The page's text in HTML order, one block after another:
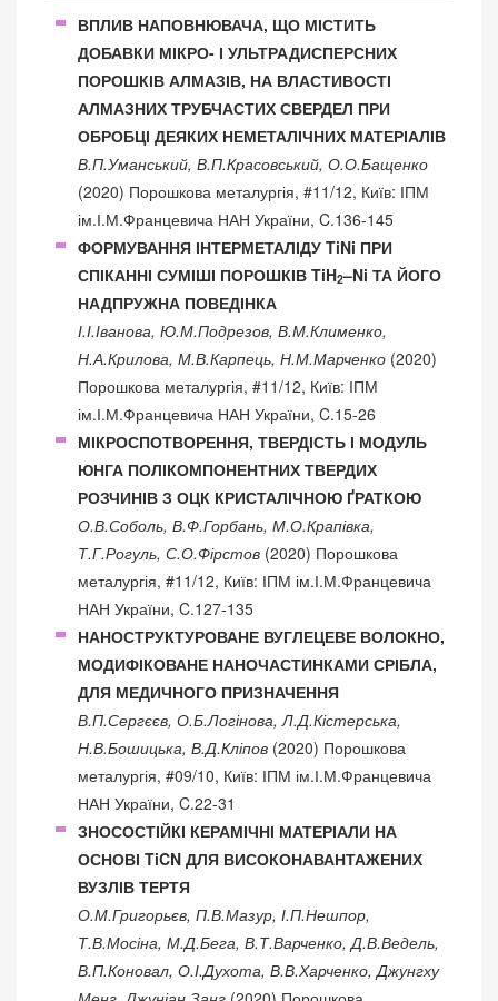
ВПЛИВ НАПОВНЮВАЧА, ЩО МІСТИТЬ
ДОБАВКИ МІКРО- І УЛЬТРАДИСПЕРСНИХ
ПОРОШКІВ АЛМАЗІВ, НА ВЛАСТИВОСТІ
АЛМАЗНИХ ТРУБЧАСТИХ СВЕРДЕЛ ПРИ
ОБРОБЦІ ДЕЯКИХ НЕМЕТАЛІЧНИХ МАТЕРІАЛІВ
В.П.Уманський, В.П.Красовський, О.О.Бащенко
(2020) Порошкова металургія, #11/12, Київ: ІПМ
ім.І.М.Францевича НАН України, C.136-145
ФОРМУВАННЯ ІНТЕРМЕТАЛІДУ TiNi ПРИ
СПІКАННІ СУМІШІ ПОРОШКІВ TiH2–Ni ТА ЙОГО
НАДПРУЖНА ПОВЕДІНКА
І.І.Іванова, Ю.М.Подрезов, В.М.Клименко,
Н.А.Крилова, М.В.Карпець, Н.М.Марченко (2020)
Порошкова металургія, #11/12, Київ: ІПМ
ім.І.М.Францевича НАН України, C.15-26
МІКРОСПОТВОРЕННЯ, ТВЕРДІСТЬ І МОДУЛЬ
ЮНГА ПОЛІКОМПОНЕНТНИХ ТВЕРДИХ
РОЗЧИНІВ З ОЦК КРИСТАЛІЧНОЮ ҐРАТКОЮ
О.В.Соболь, В.Ф.Горбань, М.О.Крапівка,
Т.Г.Рогуль, С.О.Фірстов (2020) Порошкова
металургія, #11/12, Київ: ІПМ ім.І.М.Францевича
НАН України, C.127-135
НАНОСТРУКТУРОВАНЕ ВУГЛЕЦЕВЕ ВОЛОКНО,
МОДИФІКОВАНЕ НАНОЧАСТИНКАМИ СРІБЛА,
ДЛЯ МЕДИЧНОГО ПРИЗНАЧЕННЯ
В.П.Сергєєв, О.Б.Логінова, Л.Д.Кістерська,
Н.В.Бошицька, В.Д.Кліпов (2020) Порошкова
металургія, #09/10, Київ: ІПМ ім.І.М.Францевича
НАН України, C.22-31
ЗНОСОСТІЙКІ КЕРАМІЧНІ МАТЕРІАЛИ НА
ОСНОВІ TiCN ДЛЯ ВИСОКОНАВАНТАЖЕНИХ
ВУЗЛІВ ТЕРТЯ
О.М.Григорьєв, П.В.Мазур, І.П.Нешпор,
Т.В.Мосіна, М.Д.Бега, В.Т.Варченко, Д.В.Ведель,
В.П.Коновал, О.І.Духота, В.В.Харченко, Джунгху